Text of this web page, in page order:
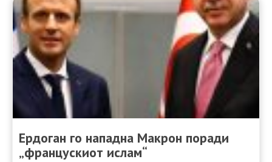
Ердоган го нападна Макрон поради
„францускиот ислам“